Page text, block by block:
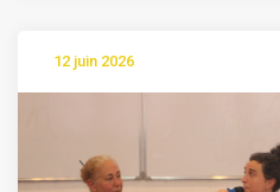
12 juin 2026